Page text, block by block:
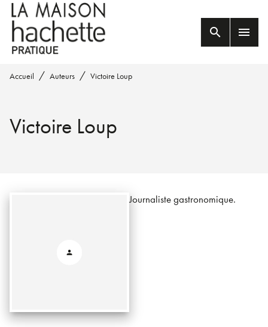
MENU RECHERCHE
PIED DE PAGE
search menu
Accueil / Auteurs / Victoire Loup
Victoire Loup
Journaliste gastronomique.